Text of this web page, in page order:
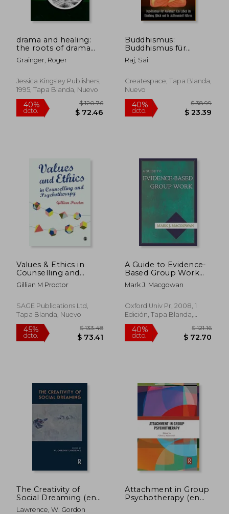
dcto. $ 49.06 $
drama and healing:
the roots of drama
therapy (en Inglés)
Grainger, Roger
Jessica Kingsley Publishers,
1995, Tapa Blanda, Nuevo
40%
dcto. $ 72.46
Buddhismus:
Buddhismus für
Anfänger: Ein Leben
im Einklang, Glück
führen (en Alemán)
Raj, Sai
Createspace, Tapa Blanda,
Nuevo
40%
dcto. $
Values & Ethics in
Counselling and
Psychotherapy
Gillian M Proctor
SAGE Publications Ltd,
Tapa Blanda, Nuevo
A Guide to Evidence-
Based Group Work
(en Inglés)
Mark J. Macgowan
Oxford Univ Pr, 2008, 1
Edición, Tapa Blanda,
Nuevo
The Creativity of
Social Dreaming (en
Inglés)
Lawrence, W. Gordon
Attachment in Group
Psychotherapy (en